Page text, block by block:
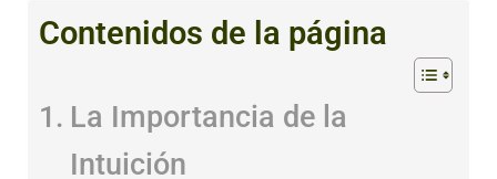
La Importancia de la